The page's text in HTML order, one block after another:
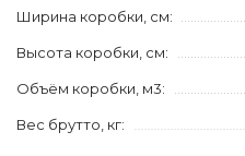
Ширина коробки, см:
Высота коробки, см:
Объём коробки, м3:
Вес брутто, кг: